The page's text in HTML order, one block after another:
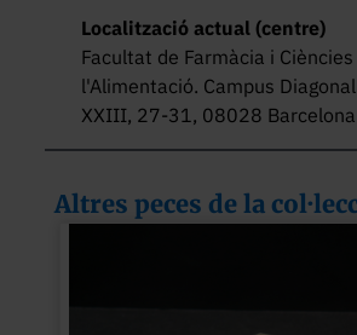
Localització actual (centre)
Facultat de Farmàcia i Ciències
l'Alimentació. Campus
XXIII, 27-31, 08028 Barcelona
Altres peces de la